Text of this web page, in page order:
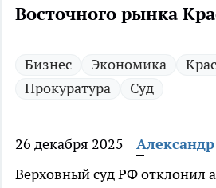
Восточного рынка
Бизнес Экономика
Прокуратура
Суд
26 декабря 2025
Верховный суд РФ отклонил